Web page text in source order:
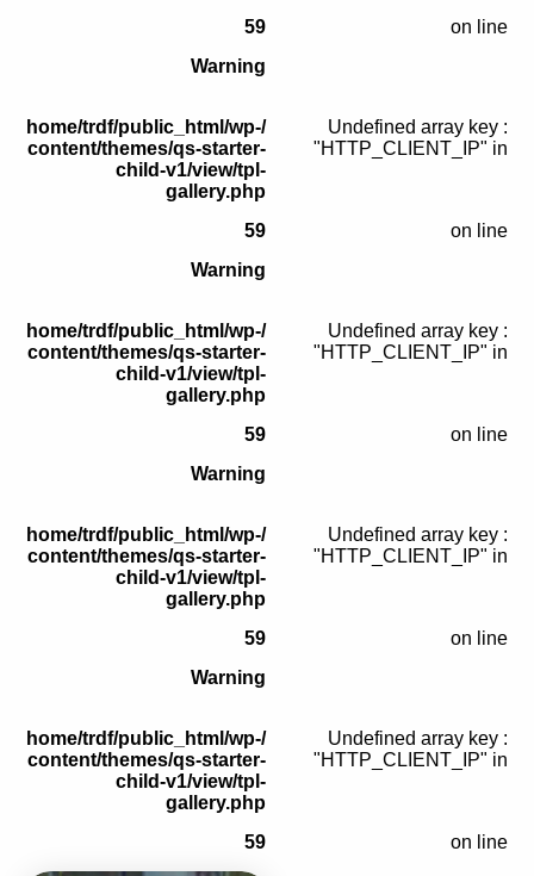
on line
59
Warning
: Undefined array key
"HTTP_CLIENT_IP" in
/home/trdf/public_html/wp-
content/themes/qs-starter-
child-v1/view/tpl-
gallery.php
on line
59
Warning
: Undefined array key
"HTTP_CLIENT_IP" in
/home/trdf/public_html/wp-
content/themes/qs-starter-
child-v1/view/tpl-
gallery.php
on line
59
Warning
: Undefined array key
"HTTP_CLIENT_IP" in
/home/trdf/public_html/wp-
content/themes/qs-starter-
child-v1/view/tpl-
gallery.php
on line
59
Warning
: Undefined array key
"HTTP_CLIENT_IP" in
/home/trdf/public_html/wp-
content/themes/qs-starter-
child-v1/view/tpl-
gallery.php
on line
59